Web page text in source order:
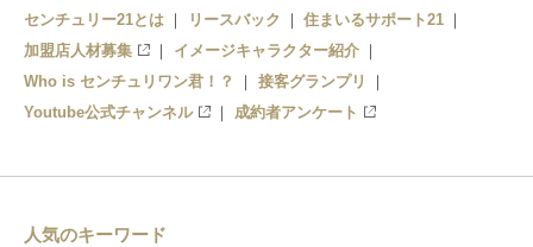
センチュリー21とは
リースバック
住まいるサポート21
加盟店人材募集
イメージキャラクター紹介
Who is センチュリワン君！？
接客グランプリ
Youtube公式チャンネル
成約者アンケート
人気のキーワード